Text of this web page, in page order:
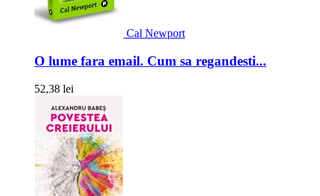
Cal Newport
O lume fara email. Cum sa regandesti...
52,38 lei